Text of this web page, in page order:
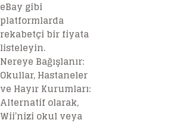
eBay gibi
platformlarda
rekabetçi bir fiyata
listeleyin.
Nereye Bağışlanır:
Okullar, Hastaneler
ve Hayır Kurumları:
Alternatif olarak,
Wii’nizi okul veya